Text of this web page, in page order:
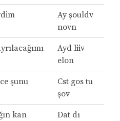
Ay şouldv
novn
Ayd liiv
elon
şunu
Cst gos tu
şov
kan
Dat dı